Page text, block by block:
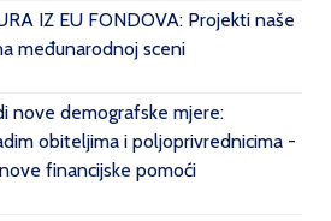
IZ EU FONDOVA: Projekti naše
međunarodnoj sceni
nove demografske mjere:
obiteljima i poljoprivrednicima -
financijske pomoći